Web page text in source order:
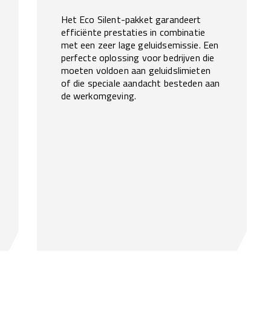
Het Eco Silent-pakket garandeert
efficiënte prestaties in combinatie
met een zeer lage geluidsemissie. Een
perfecte oplossing voor bedrijven die
moeten voldoen aan geluidslimieten
of die speciale aandacht besteden aan
de werkomgeving.